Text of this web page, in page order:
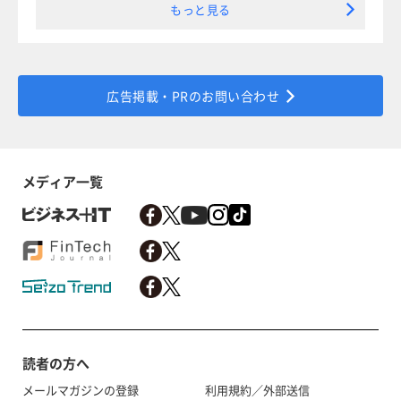
もっと見る
広告掲載・PRのお問い合わせ
メディア一覧
読者の方へ
メールマガジンの登録
利用規約／外部送信